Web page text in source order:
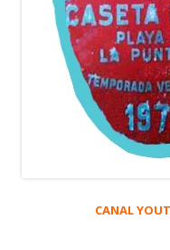
CANAL